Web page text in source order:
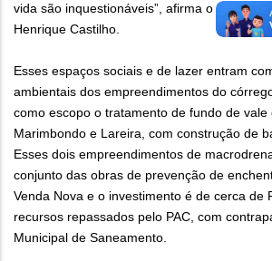
vida são inquestionáveis”, afirma o
Henrique Castilho.
Esses espaços sociais e de lazer entram
ambientais dos empreendimentos do
como escopo o tratamento de fundo de vale
Marimbondo e Lareira, com construção de
Esses dois empreendimentos de
conjunto das obras de prevenção de
Venda Nova e o investimento é de cerca de
recursos repassados pelo PAC, com
Municipal de Saneamento.